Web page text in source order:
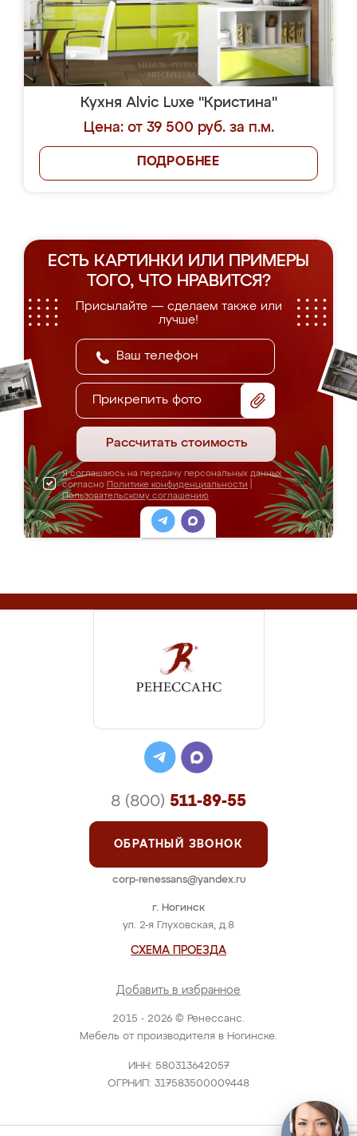
Кухня Alvic Luxe "Кристина"
Цена: от 39 500 руб. за п.м.
ПОДРОБНЕЕ
ЕСТЬ КАРТИНКИ ИЛИ ПРИМЕРЫ
ТОГО, ЧТО НРАВИТСЯ?
Присылайте — сделаем также или
лучше!
Прикрепить фото
Рассчитать стоимость
Я соглашаюсь на передачу персональных данных
согласно Политике конфиденциальности
Пользовательскому соглашению
2015 - 2026 © Ренессанс.
Мебель от производителя в Ногинске.
ИНН: 580313642057
ОГРНИП: 317583500009448
г. Ногинск
ул. 2-я Глуховская, д.8
СХЕМА ПРОЕЗДА
Добавить в избранное
8 (800) 511-89-55
ОБРАТНЫЙ ЗВОНОК
corp-renessans@yandex.ru